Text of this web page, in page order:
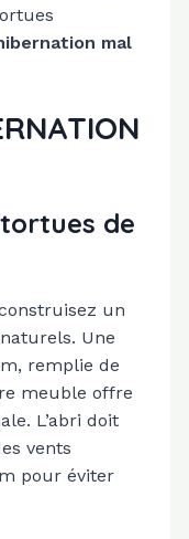
mal
de
un
Une
remplie de
meuble offre
L’abri doit
vents
pour éviter